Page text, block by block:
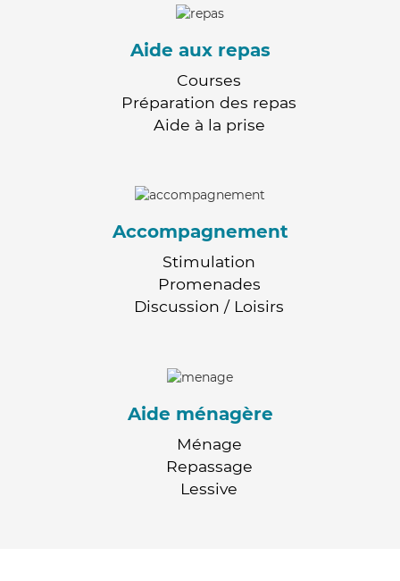
Aide aux repas
Courses
Préparation des repas
Aide à la prise
Accompagnement
Stimulation
Promenades
Discussion / Loisirs
Aide ménagère
Ménage
Repassage
Lessive